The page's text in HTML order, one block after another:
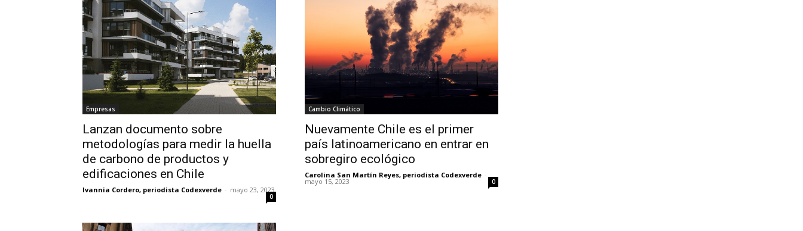
Empresas
Lanzan documento sobre
metodologías para medir la huella
de carbono de productos y
edificaciones en Chile
Ivannia Cordero, periodista Codexverde - mayo 23, 2023
0
Cambio Climático
Nuevamente Chile es el primer
país latinoamericano en entrar en
sobregiro ecológico
Carolina San Martín Reyes, periodista Codexverde -
mayo 15, 2023 0